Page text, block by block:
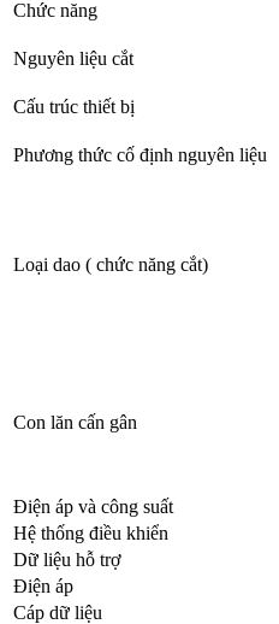
Chức năng
Nguyên liệu cắt
Cấu trúc thiết bị
Phương thức cố định nguyên liệu
Loại dao ( chức năng cắt)
Con lăn cấn gân
Điện áp và công suất
Hệ thống điều khiển
Dữ liệu hỗ trợ
Điện áp
Cáp dữ liệu